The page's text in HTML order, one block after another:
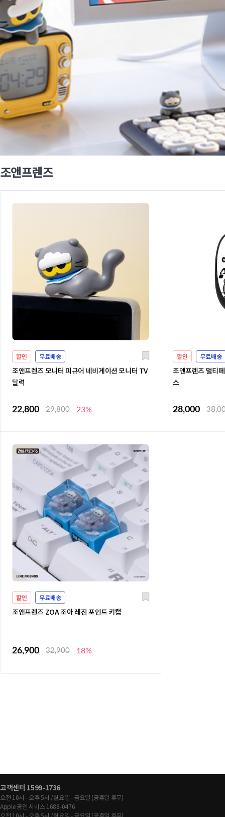
조앤프렌즈
할인 무료배송
조앤프렌즈 모니터 피규어 네비게이션 모니터 TV
달력
22,800 29,800 23%
할인 무료배송
조앤프렌즈 멀티
스
28,000
할인 무료배송
조앤프렌즈 ZOA 조아 레진 포인트 키캡
26,900 32,900 18%
고객센터 1599-1736
오전 10시 - 오후 5시 /월요일 - 금요일 (공휴일 휴무)
Apple 공인 서비스 1688-0476